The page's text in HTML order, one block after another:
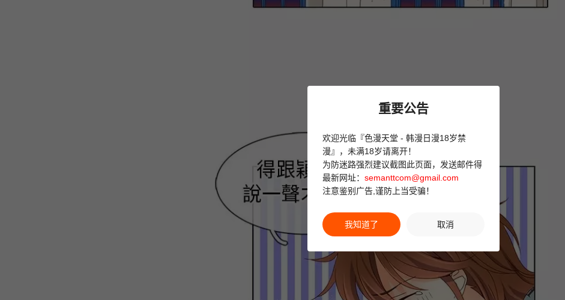
重要公告
欢迎光临『色漫天堂 - 韩漫日漫18岁禁
漫』，未满18岁请离开！
为防迷路强烈建议截图此页面，发送邮件得
最新网址： semanttcom@gmail.com
注意鉴别广告,谨防上当受骗！
我知道了 取消